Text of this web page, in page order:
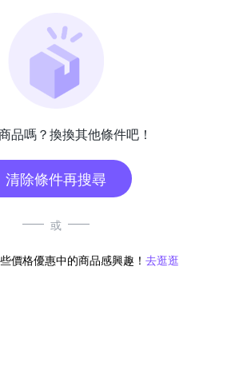
品嗎？換換其他條件吧！
清除條件再搜尋
或
價格優惠中的商品感興趣！ 去逛逛